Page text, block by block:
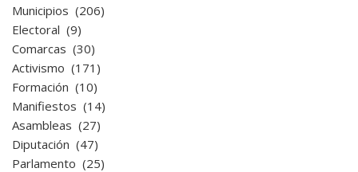
Municipios (206)
Electoral (9)
Comarcas (30)
Activismo (171)
Formación (10)
Manifiestos (14)
Asambleas (27)
Diputación (47)
Parlamento (25)